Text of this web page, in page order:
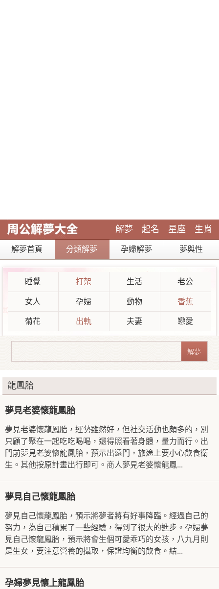
解夢 起名 星座 生肖
解夢首頁 分類解夢 孕婦解夢 夢與性
睡覺 打架 生活 老公
女人 孕婦 動物 香蕉
菊花 出軌 夫妻 戀愛
龍鳳胎
夢見老婆懷龍鳳胎
夢見老婆懷龍鳳胎，運勢雖然好，但社交活動也頗多的，別
只顧了聚在一起吃吃喝喝，還得照看著身體，量力而行。出
門前夢見老婆懷龍鳳胎，預示出遠門，旅途上要小心飲食衛
生。其他按原計畫出行即可。商人夢見老婆懷龍鳳...
夢見自己懷龍鳳胎
夢見自己懷龍鳳胎，預示將夢者將有好事降臨。經過自己的
努力，為自己積累了一些經驗，得到了很大的進步。孕婦夢
見自己懷龍鳳胎，預示將會生個可愛乖巧的女孩，八九月則
是生女，要注意營養的攝取，保證均衡的飲食。結...
孕婦夢見懷上龍鳳胎